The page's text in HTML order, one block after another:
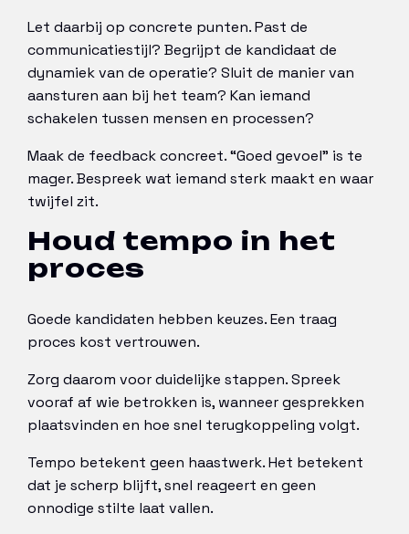
Let daarbij op concrete punten. Past de
communicatiestijl? Begrijpt de kandidaat de
dynamiek van de operatie? Sluit de manier van
aansturen aan bij het team? Kan iemand
schakelen tussen mensen en processen?
Maak de feedback concreet. “Goed gevoel” is te
mager. Bespreek wat iemand sterk maakt en waar
twijfel zit.
Houd tempo in het
proces
Goede kandidaten hebben keuzes. Een traag
proces kost vertrouwen.
Zorg daarom voor duidelijke stappen. Spreek
vooraf af wie betrokken is, wanneer gesprekken
plaatsvinden en hoe snel terugkoppeling volgt.
Tempo betekent geen haastwerk. Het betekent
dat je scherp blijft, snel reageert en geen
onnodige stilte laat vallen.